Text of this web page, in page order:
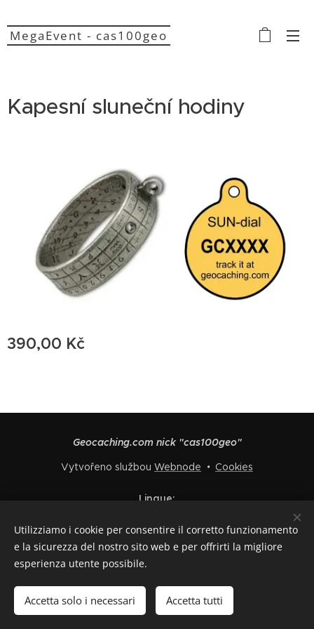
MegaEvent - cas100geo
Kapesní sluneční hodiny
390,00 Kč
Esaurito
Geocaching.com nick "cas100geo"
Vytvořeno službou Webnode Cookies
Lingue
Italiano
Utilizziamo i cookie per consentire il corretto funzionamento
e la sicurezza del nostro sito web e per offrirti la migliore
esperienza utente possibile.
Accetta solo i necessari Accetta tutti